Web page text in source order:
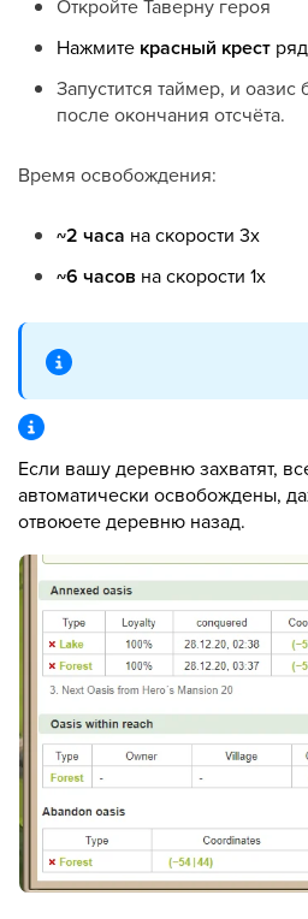
Откройте Таверну героя
Нажмите красный крест
Запустится таймер, и оазис
после окончания отсчёта.
Время освобождения:
~2 часа на скорости 3x
~6 часов на скорости 1x
Если вашу деревню захватят,
автоматически освобождены,
отвоюете деревню назад.